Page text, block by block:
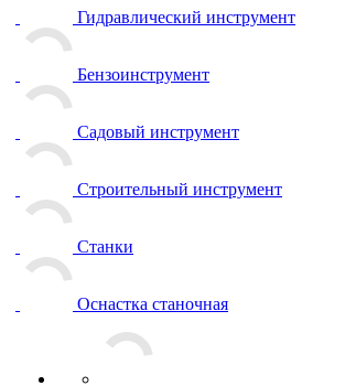
Гидравлический инструмент
Бензоинструмент
Садовый инструмент
Строительный инструмент
Станки
Оснастка станочная